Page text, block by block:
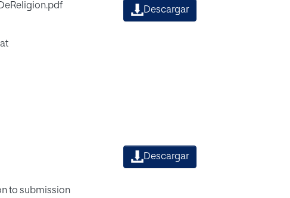
Descargar
to submission
Descargar